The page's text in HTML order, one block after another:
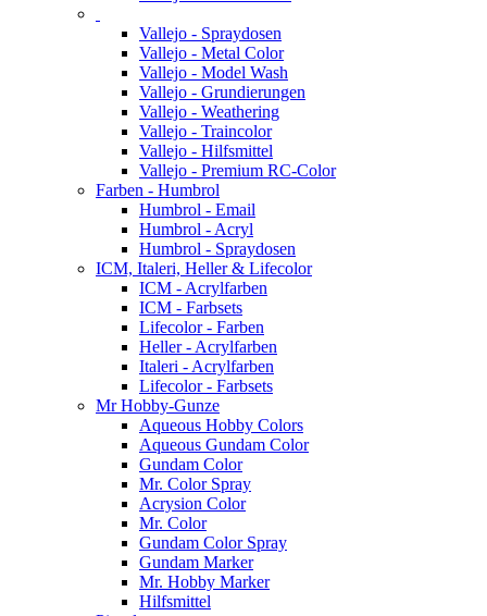
Vallejo - Spraydosen
Vallejo - Metal Color
Vallejo - Model Wash
Vallejo - Grundierungen
Vallejo - Weathering
Vallejo - Traincolor
Vallejo - Hilfsmittel
Vallejo - Premium RC-Color
Farben - Humbrol
Humbrol - Email
Humbrol - Acryl
Humbrol - Spraydosen
ICM, Italeri, Heller & Lifecolor
ICM - Acrylfarben
ICM - Farbsets
Lifecolor - Farben
Heller - Acrylfarben
Italeri - Acrylfarben
Lifecolor - Farbsets
Mr Hobby-Gunze
Aqueous Hobby Colors
Aqueous Gundam Color
Gundam Color
Mr. Color Spray
Acrysion Color
Mr. Color
Gundam Color Spray
Gundam Marker
Mr. Hobby Marker
Hilfsmittel